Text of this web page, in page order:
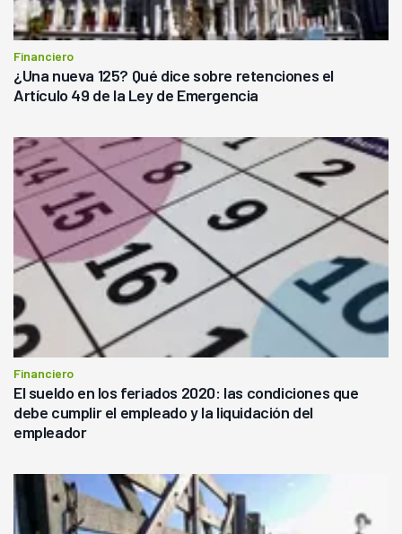
Financiero
¿Una nueva 125? Qué dice sobre retenciones el
Artículo 49 de la Ley de Emergencia
Financiero
El sueldo en los feriados 2020: las condiciones que
debe cumplir el empleado y la liquidación del
empleador